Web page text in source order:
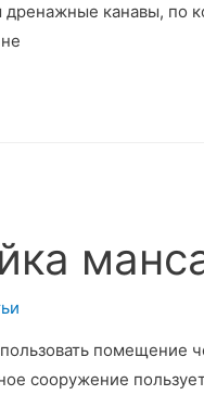
канавы, по
помещение
сооружение